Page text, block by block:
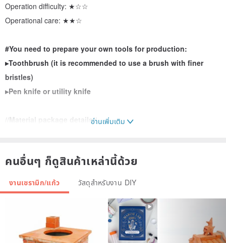
Operation difficulty: ★☆☆
Operational care: ★★☆
#You need to prepare your own tools for production:
▸Toothbrush (it is recommended to use a brush with finer
bristles)
▸Pen knife or utility knife
//Material package details//
No reflection or glare during production
อ่านเพิ่มเติม
คนอื่นๆ ก็ดูสินค้าเหล่านี้ด้วย
งานเซรามิก/แก้ว วัสดุสำหรับงาน DIY